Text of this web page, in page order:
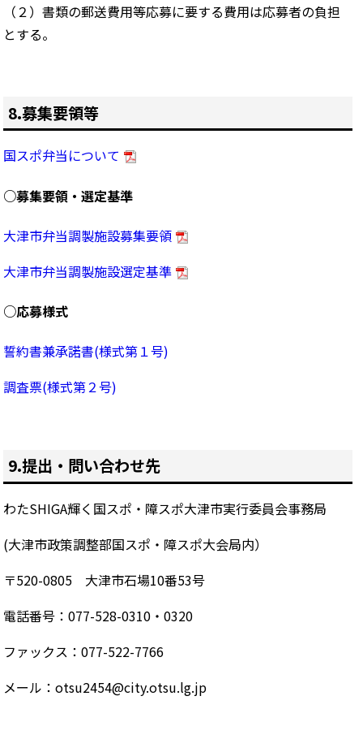
（２）書類の郵送費用等応募に要する費用は応募者の負担
とする。
8.募集要領等
国スポ弁当について
○募集要領・選定基準
大津市弁当調製施設募集要領
大津市弁当調製施設選定基準
○応募様式
誓約書兼承諾書(様式第１号)
調査票(様式第２号)
9.提出・問い合わせ先
わたSHIGA輝く国スポ・障スポ大津市実行委員会事務局
(大津市政策調整部国スポ・障スポ大会局内）
〒520-0805 大津市石場10番53号
電話番号：077-528-0310・0320
ファックス：077-522-7766
メール：otsu2454@city.otsu.lg.jp